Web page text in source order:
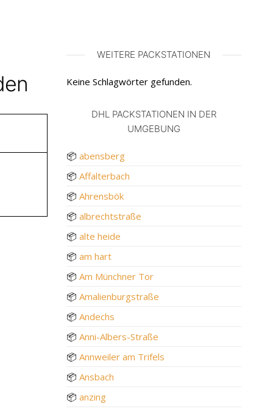
WEITERE PACKSTATIONEN
Keine Schlagwörter gefunden.
DHL PACKSTATIONEN IN DER
UMGEBUNG
📦 abensberg
📦 Affalterbach
📦 Ahrensbök
📦 albrechtstraße
📦 alte heide
📦 am hart
📦 Am Münchner Tor
📦 Amalienburgstraße
📦 Andechs
📦 Anni-Albers-Straße
📦 Annweiler am Trifels
📦 Ansbach
📦 anzing